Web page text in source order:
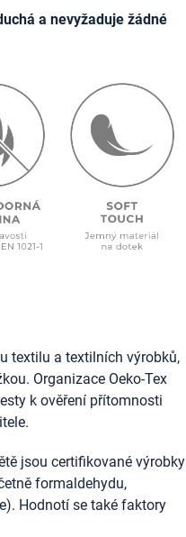
a nevyžaduje žádné
textilu a textilních výrobků,
Organizace Oeko-Tex
k ověření přítomnosti
jsou certifikované výrobky
formaldehydu,
Hodnotí se také faktory